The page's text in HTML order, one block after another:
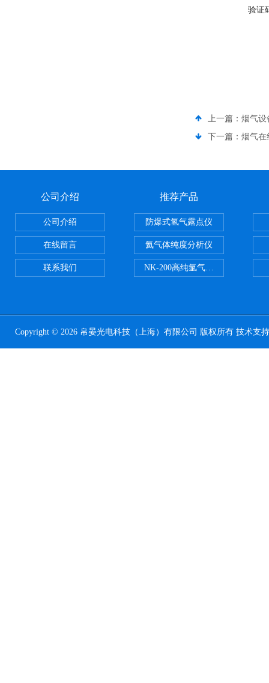
验证
上一篇： 烟气设
下一篇： 烟气在
公司介绍
公司介绍
在线留言
联系我们
推荐产品
防爆式氢气露点仪
氦气体纯度分析仪
NK-200高纯氩气纯度分析仪
Copyright © 2026 帛晏光电科技（上海）有限公司 版权所有 技术支